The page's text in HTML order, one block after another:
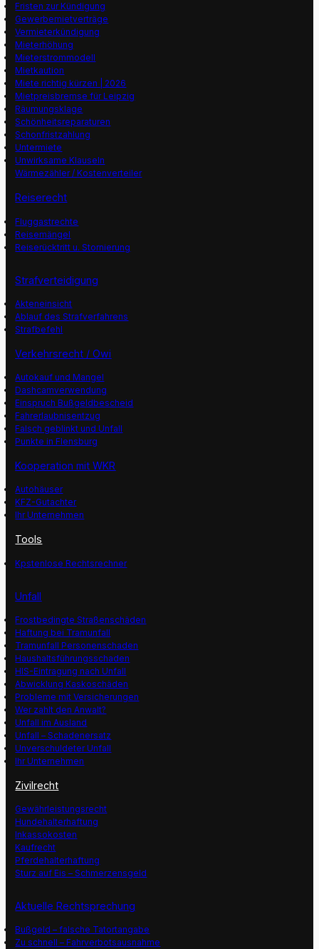
Fristen zur Kündigung
Gewerbemietverträge
Vermieterkündigung
Mieterhöhung
Mieterstrommodell
Mietkaution
Miete richtig kürzen | 2026
Mietpreisbremse für Leipzig
Räumungsklage
Schönheitsreparaturen
Schonfristzahlung
Untermiete
Unwirksame Klauseln
Wärmezähler / Kostenverteiler
Reiserecht
Fluggastrechte
Reisemängel
Reiserücktritt u. Stornierung
Strafverteidigung
Akteneinsicht
Ablauf des Strafverfahrens
Strafbefehl
Verkehrsrecht / Owi
Autokauf und Mangel
Dashcamverwendung
Einspruch Bußgeldbescheid
Fahrerlaubnisentzug
Falsch geblinkt und Unfall
Punkte in Flensburg
Kooperation mit WKR
Autohäuser
KFZ-Gutachter
Ihr Unternehmen
Tools
Kpstenlose Rechtsrechner
Unfall
Frostbedingte Straßenschäden
Haftung bei Tramunfall
Tramunfall Personenschaden
Haushaltsführungsschaden
HIS-Eintragung nach Unfall
Abwicklung Kaskoschäden
Probleme mit Versicherungen
Wer zahlt den Anwalt?
Unfall im Ausland
Unfall – Schadenersatz
Unverschuldeter Unfall
Ihr Unternehmen
Zivilrecht
Gewährleistungsrecht
Hundehalterhaftung
Inkassokosten
Kaufrecht
Pferdehalterhaftung
Sturz auf Eis – Schmerzensgeld
Aktuelle Rechtsprechung
Bußgeld – falsche Tatortangabe
Zu schnell – Fahrverbotsausnahme